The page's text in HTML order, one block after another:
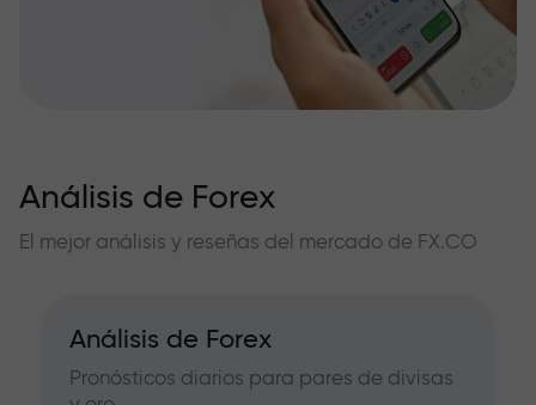
Análisis de Forex
El mejor análisis y reseñas del mercado de FX.CO
Análisis de Forex
Pronósticos diarios para pares de divisas